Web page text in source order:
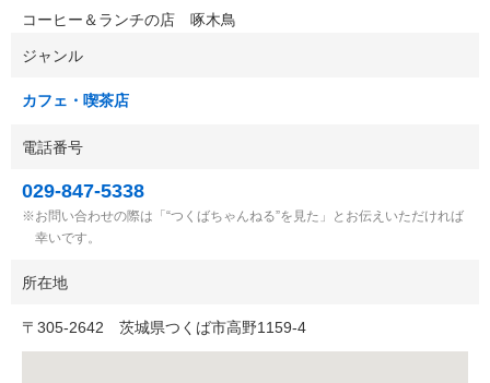
コーヒー＆ランチの店 啄木鳥
ジャンル
カフェ・喫茶店
電話番号
029-847-5338
お問い合わせの際は「“つくばちゃんねる”を見た」とお伝えいただければ
幸いです。
所在地
〒 305-2642 茨城県つくば市高野1159-4